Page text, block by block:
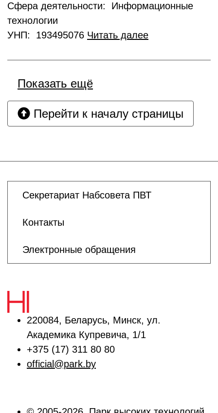
Сфера деятельности: Информационные
технологии
УНП: 193495076 Читать далее
Показать ещё
Перейти к началу страницы
Секретариат Набсовета ПВТ
Контакты
Электронные обращения
220084, Беларусь, Минск, ул.
Академика Купревича, 1/1
+375 (17) 311 80 80
official@park.by